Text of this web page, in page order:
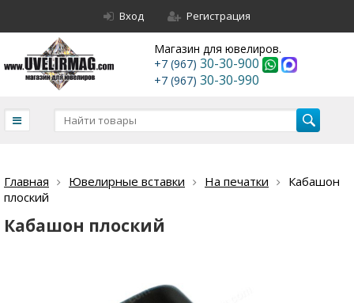
Вход Регистрация
Магазин для ювелиров.
+7 (967) 30-30-900
+7 (967) 30-30-990
Главная Ювелирные вставки На печатки
Кабашон
плоский
Кабашон плоский